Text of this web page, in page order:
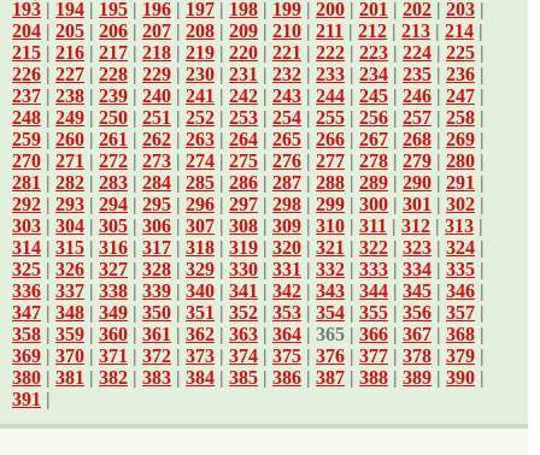
193 | 194 | 195 | 196 | 197 | 198 | 199 | 200 | 201 | 202 | 203 |
204 | 205 | 206 | 207 | 208 | 209 | 210 | 211 | 212 | 213 | 214 |
215 | 216 | 217 | 218 | 219 | 220 | 221 | 222 | 223 | 224 | 225 |
226 | 227 | 228 | 229 | 230 | 231 | 232 | 233 | 234 | 235 | 236 |
237 | 238 | 239 | 240 | 241 | 242 | 243 | 244 | 245 | 246 | 247 |
248 | 249 | 250 | 251 | 252 | 253 | 254 | 255 | 256 | 257 | 258 |
259 | 260 | 261 | 262 | 263 | 264 | 265 | 266 | 267 | 268 | 269 |
270 | 271 | 272 | 273 | 274 | 275 | 276 | 277 | 278 | 279 | 280 |
281 | 282 | 283 | 284 | 285 | 286 | 287 | 288 | 289 | 290 | 291 |
292 | 293 | 294 | 295 | 296 | 297 | 298 | 299 | 300 | 301 | 302 |
303 | 304 | 305 | 306 | 307 | 308 | 309 | 310 | 311 | 312 | 313 |
314 | 315 | 316 | 317 | 318 | 319 | 320 | 321 | 322 | 323 | 324 |
325 | 326 | 327 | 328 | 329 | 330 | 331 | 332 | 333 | 334 | 335 |
336 | 337 | 338 | 339 | 340 | 341 | 342 | 343 | 344 | 345 | 346 |
347 | 348 | 349 | 350 | 351 | 352 | 353 | 354 | 355 | 356 | 357 |
358 | 359 | 360 | 361 | 362 | 363 | 364 | 365 | 366 | 367 | 368 |
369 | 370 | 371 | 372 | 373 | 374 | 375 | 376 | 377 | 378 | 379 |
380 | 381 | 382 | 383 | 384 | 385 | 386 | 387 | 388 | 389 | 390 |
391 |